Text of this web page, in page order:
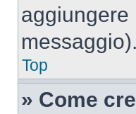
aggiungere
messaggio).
Top
» Come